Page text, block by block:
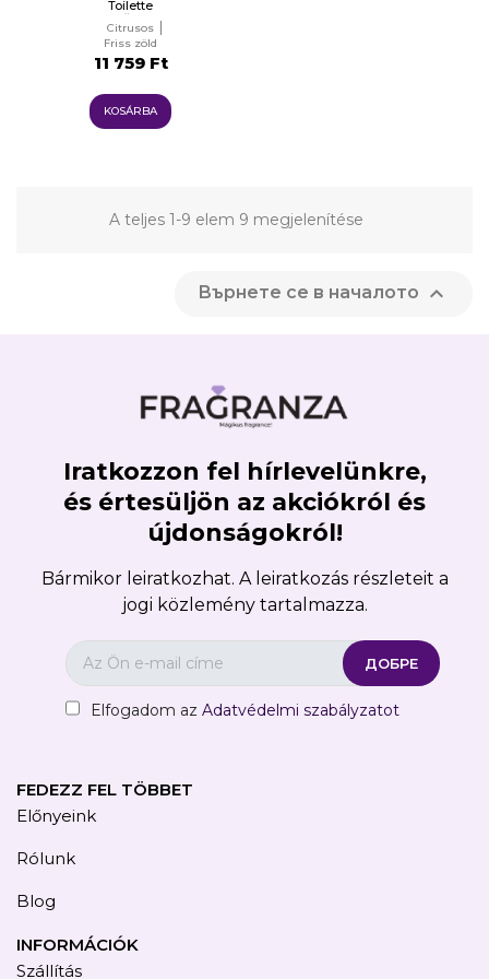
Toilette
Férfiaknak
EDT
Citrusos
Friss zöld
11 759 Ft
KOSÁRBA
A teljes 1-9 elem 9 megjelenítése
Върнете се в началото 
Iratkozzon fel hírlevelünkre,
és értesüljön az akciókról és
újdonságokról!
Bármikor leiratkozhat. A leiratkozás részleteit a
jogi közlemény tartalmazza.
Elfogadom az Adatvédelmi szabályzatot
FEDEZZ FEL TÖBBET
Előnyeink
Rólunk
Blog
INFORMÁCIÓK
Szállítás